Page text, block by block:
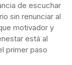
de escuchar
sin renunciar al
motivador y
está al
primer paso